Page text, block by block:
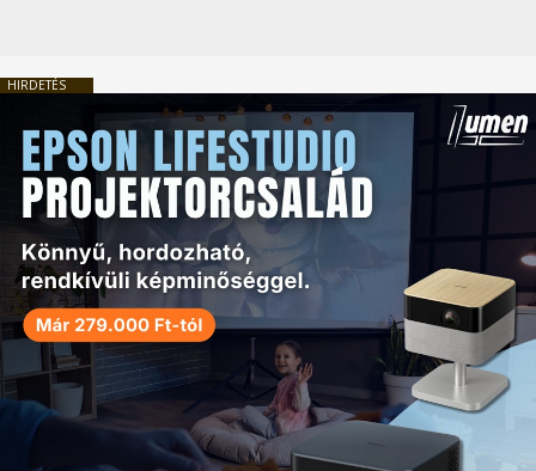
HIRDETÉS